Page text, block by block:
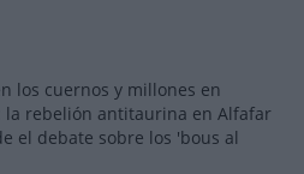
los cuernos y millones en
la rebelión antitaurina en Alfafar
el debate sobre los 'bous al